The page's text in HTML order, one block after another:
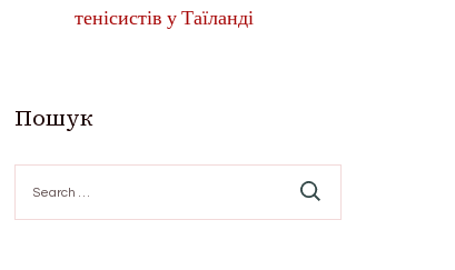
тенісистів у Таїланді
Пошук
for: